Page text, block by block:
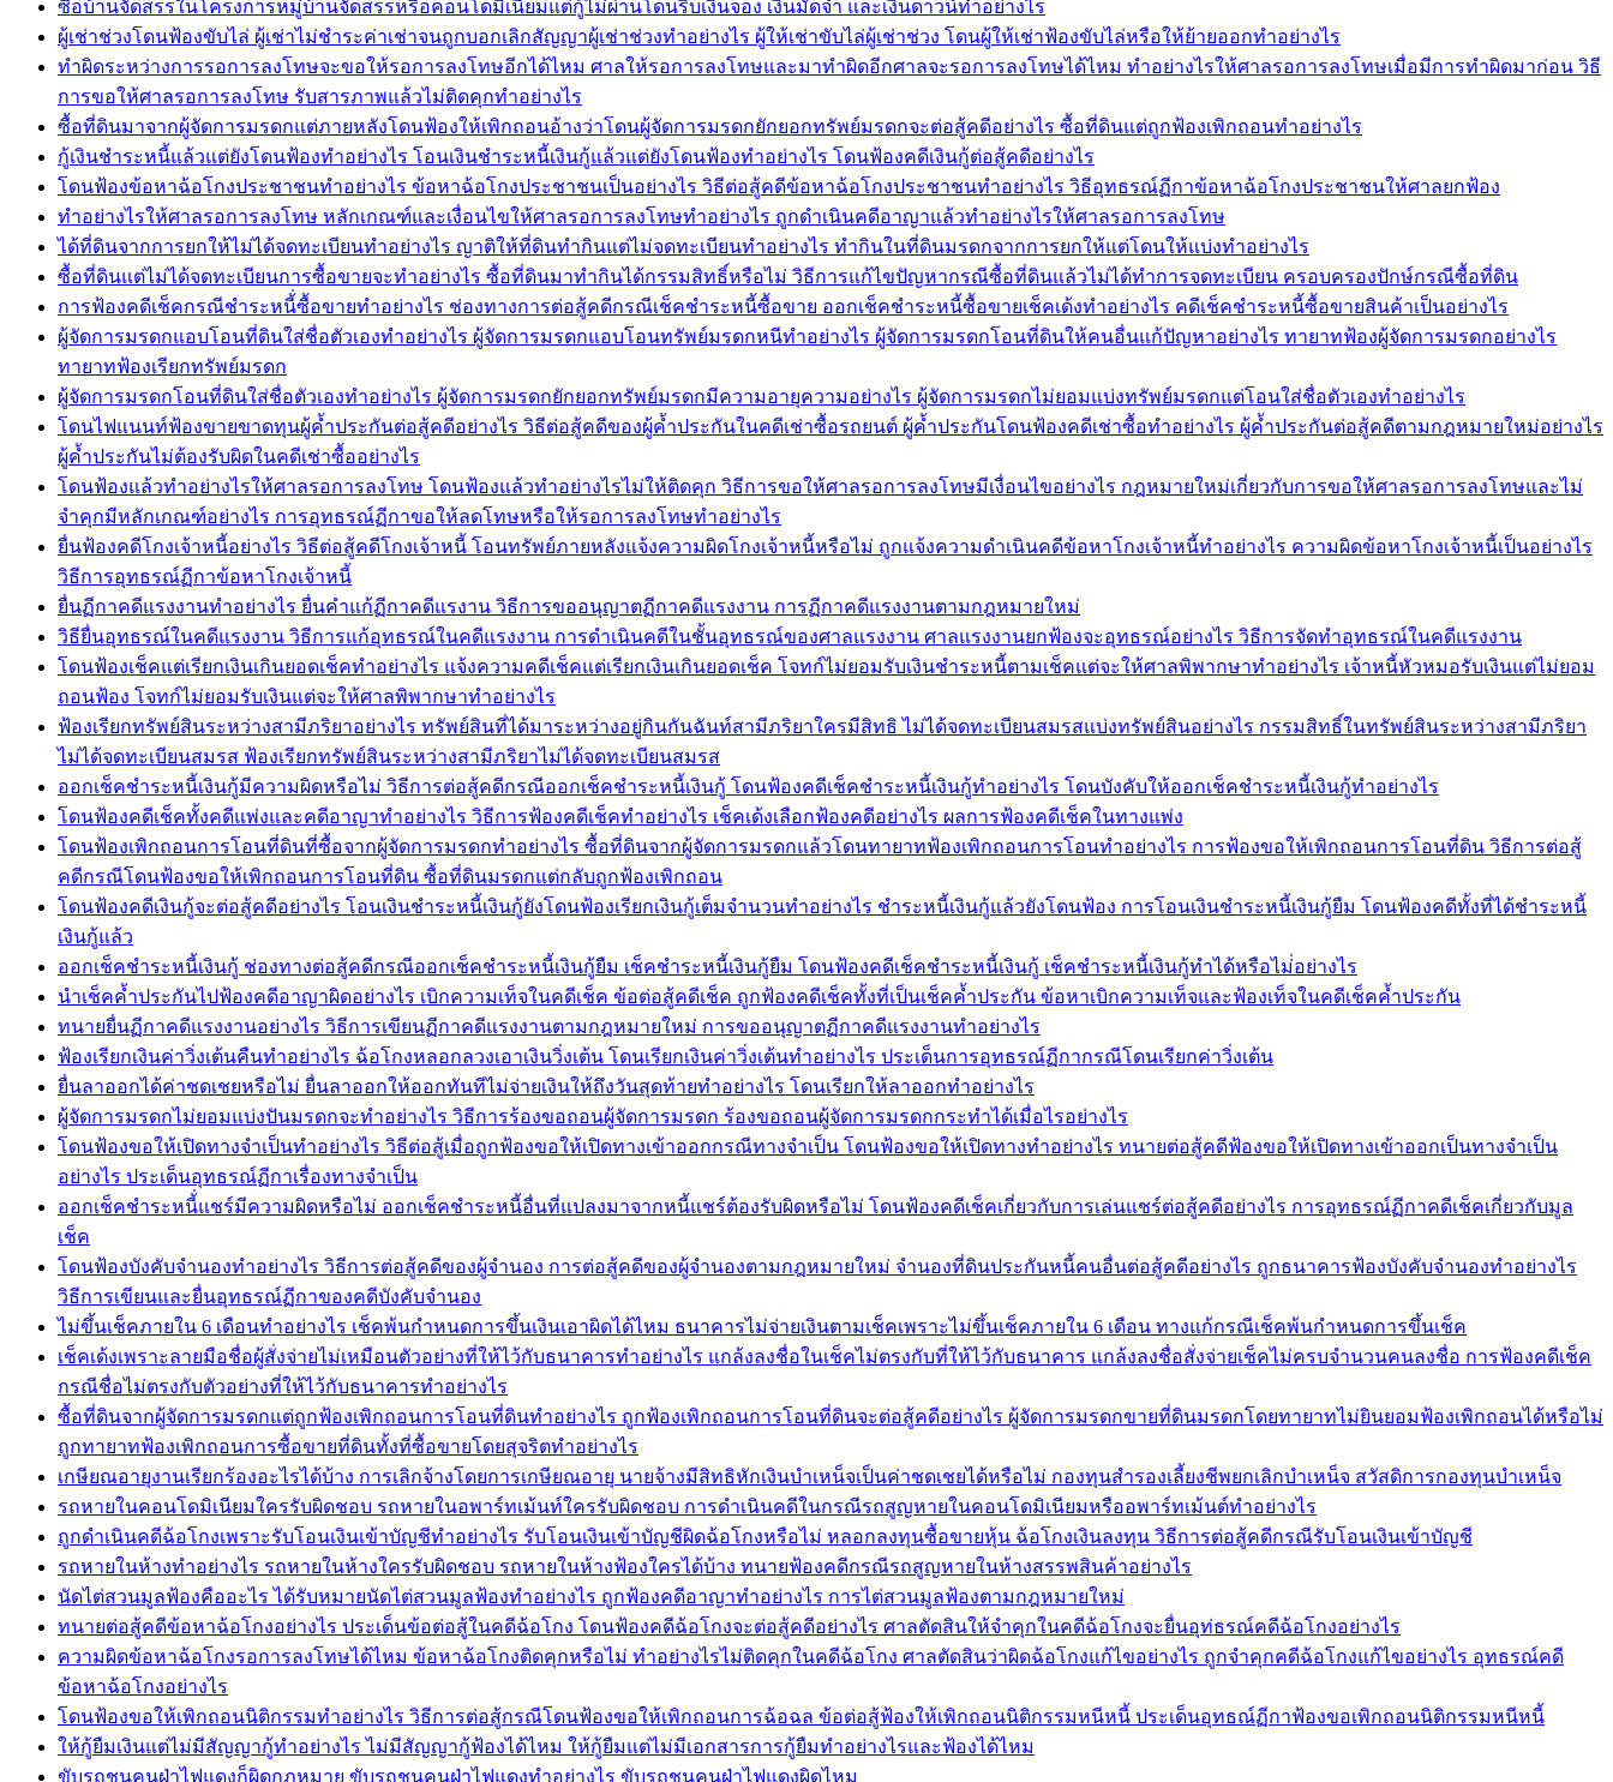
ซื้อบ้านจัดสรรในโครงการหมู่บ้านจัดสรรหรือคอนโดมิเนียมแต่กู้ไม่ผ่านโดนริบเงินจอง เงินมัดจำ และเงินดาวน์ทำอย่างไร
ผู้เช่าช่วงโดนฟ้องขับไล่ ผู้เช่าไม่ชำระค่าเช่าจนถูกบอกเลิกสัญญาผู้เช่าช่วงทำอย่างไร ผู้ให้เช่าขับไล่ผู้เช่าช่วง โดนผู้ให้เช่าฟ้องขับไล่หรือให้ย้ายออกทำอย่างไร
ทำผิดระหว่างการรอการลงโทษจะขอให้รอการลงโทษอีกได้ไหม ศาลให้รอการลงโทษและมาทำผิดอีกศาลจะรอการลงโทษได้ไหม ทำอย่างไรให้ศาลรอการลงโทษเมื่อมีการทำผิดมาก่อน วิธี
การขอให้ศาลรอการลงโทษ รับสารภาพแล้วไม่ติดคุกทำอย่างไร
ซื้อที่ดินมาจากผู้จัดการมรดกแต่ภายหลังโดนฟ้องให้เพิกถอนอ้างว่าโดนผู้จัดการมรดกยักยอกทรัพย์มรดกจะต่อสู้คดีอย่างไร ซื้อที่ดินแต่ถูกฟ้องเพิกถอนทำอย่างไร
กู้เงินชำระหนี้แล้วแต่ยังโดนฟ้องทำอย่างไร โอนเงินชำระหนี้เงินกู้แล้วแต่ยังโดนฟ้องทำอย่างไร โดนฟ้องคดีเงินกู้ต่อสู้คดีอย่างไร
โดนฟ้องข้อหาฉ้อโกงประชาชนทำอย่างไร ข้อหาฉ้อโกงประชาชนเป็นอย่างไร วิธีต่อสู้คดีข้อหาฉ้อโกงประชาชนทำอย่างไร วิธีอุทธรณ์ฏีกาข้อหาฉ้อโกงประชาชนให้ศาลยกฟ้อง
ทำอย่างไรให้ศาลรอการลงโทษ หลักเกณฑ์และเงื่อนไขให้ศาลรอการลงโทษทำอย่างไร ถูกดำเนินคดีอาญาแล้วทำอย่างไรให้ศาลรอการลงโทษ
ได้ที่ดินจากการยกให้ไม่ได้จดทะเบียนทำอย่างไร ญาติให้ที่ดินทำกินแต่ไม่จดทะเบียนทำอย่างไร ทำกินในที่ดินมรดกจากการยกให้แต่โดนให้แบ่งทำอย่างไร
ซื้อที่ดินแต่ไม่ได้จดทะเบียนการซื้อขายจะทำอย่างไร ซื้อที่ดินมาทำกินได้กรรมสิทธิ์หรือไม่ วิธีการแก้ไขปัญหากรณีซื้อที่ดินแล้วไม่ได้ทำการจดทะเบียน ครอบครองปักษ์กรณีซื้อที่ดิน
การฟ้องคดีเช็คกรณีชำระหนี้่ซื้อขายทำอย่างไร ช่องทางการต่อสู้คดีกรณีเช็คชำระหนี้ซื้อขาย ออกเช็คชำระหนี้ซื้อขายเช็คเด้งทำอย่างไร คดีเช็คชำระหนี้ซื้อขายสินค้าเป็นอย่างไร
ผู้จัดการมรดกแอบโอนที่ดินใส่ชื่อตัวเองทำอย่างไร ผู้จัดการมรดกแอบโอนทรัพย์มรดกหนีทำอย่างไร ผู้จัดการมรดกโอนที่ดินให้คนอื่นแก้ปัญหาอย่างไร ทายาทฟ้องผู้จัดการมรดกอย่างไร
ทายาทฟ้องเรียกทรัพย์มรดก
ผู้จัดการมรดกโอนที่ดินใส่ชื่อตัวเองทำอย่างไร ผู้จัดการมรดกยักยอกทรัพย์มรดกมีความอายุความอย่างไร ผู้จัดการมรดกไม่ยอมแบ่งทรัพย์มรดกแต่โอนใส่ชื่อตัวเองทำอย่างไร
โดนไฟแนนท์ฟ้องขายขาดทุนผู้ค้ำประกันต่อสู้คดีอย่างไร วิธีต่อสู้คดีของผู้ค้ำประกันในคดีเช่าซื้อรถยนต์ ผู้ค้ำประกันโดนฟ้องคดีเช่าซื้อทำอย่างไร ผู้ค้ำประกันต่อสู้คดีตามกฎหมายใหม่อย่างไร
ผู้ค้ำประกันไม่ต้องรับผิดในคดีเช่าซื้ออย่างไร
โดนฟ้องแล้วทำอย่างไรให้ศาลรอการลงโทษ โดนฟ้องแล้วทำอย่างไรไม่ให้ติดคุก วิธีการขอให้ศาลรอการลงโทษมีเงื่อนไขอย่างไร กฎหมายใหม่เกี่ยวกับการขอให้ศาลรอการลงโทษและไม่
จำคุกมีหลักเกณฑ์อย่างไร การอุทธรณ์ฏีกาขอให้ลดโทษหรือให้รอการลงโทษทำอย่างไร
ยื่นฟ้องคดีโกงเจ้าหนี้อย่างไร วิธีต่อสู้คดีโกงเจ้าหนี้ โอนทรัพย์ภายหลังแจ้งความผิดโกงเจ้าหนี้หรือไม่ ถูกแจ้งความดำเนินคดีข้อหาโกงเจ้าหนี้ทำอย่างไร ความผิดข้อหาโกงเจ้าหนี้เป็นอย่างไร
วิธีการอุทธรณ์ฏีกาข้อหาโกงเจ้าหนี้
ยื่นฏีกาคดีแรงงานทำอย่างไร ยื่นคำแก้ฏีกาคดีแรงาน วิธีการขออนุญาตฏีกาคดีแรงงาน การฏีกาคดีแรงงานตามกฎหมายใหม่
วิธียื่นอุทธรณ์ในคดีแรงงาน วิธีการแก้อุทธรณ์ในคดีแรงงาน การดำเนินคดีในชั้นอุทธรณ์ของศาลแรงงาน ศาลแรงงานยกฟ้องจะอุทธรณ์อย่างไร วิธีการจัดทำอุทธรณ์ในคดีแรงงาน
โดนฟ้องเช็คแต่เรียกเงินเกินยอดเช็คทำอย่างไร แจ้งความคดีเช็คแต่เรียกเงินเกินยอดเช็ค โจทก์ไม่ยอมรับเงินชำระหนี้ตามเช็คแต่จะให้ศาลพิพากษาทำอย่างไร เจ้าหนี้หัวหมอรับเงินแต่ไม่ยอม
ถอนฟ้อง โจทก์ไม่ยอมรับเงินแต่จะให้ศาลพิพากษาทำอย่างไร
ฟ้องเรียกทรัพย์สินระหว่างสามีภริยาอย่างไร ทรัพย์สินที่ได้มาระหว่างอยู่กินกันฉันท์สามีภริยาใครมีสิทธิ ไม่ได้จดทะเบียนสมรสแบ่งทรัพย์สินอย่างไร กรรมสิทธิ์ในทรัพย์สินระหว่างสามีภริยา
ไม่ได้จดทะเบียนสมรส ฟ้องเรียกทรัพย์สินระหว่างสามีภริยาไม่ได้จดทะเบียนสมรส
ออกเช็คชำระหนี้เงินกู้มีความผิดหรือไม่ วิธีการต่อสู้คดีกรณีออกเช็คชำระหนี้เงินกู้ โดนฟ้องคดีเช็คชำระหนี้เงินกู้ทำอย่างไร โดนบังคับให้ออกเช็คชำระหนี้เงินกู้ทำอย่างไร
โดนฟ้องคดีเช็คทั้งคดีแพ่งและคดีอาญาทำอย่างไร วิธีการฟ้องคดีเช็คทำอย่างไร เช็คเด้งเลือกฟ้องคดีอย่างไร ผลการฟ้องคดีเช็คในทางแพ่ง
โดนฟ้องเพิกถอนการโอนที่ดินที่ซื้อจากผู้จัดการมรดกทำอย่างไร ซื้อที่ดินจากผู้จัดการมรดกแล้วโดนทายาทฟ้องเพิกถอนการโอนทำอย่างไร การฟ้องขอให้เพิกถอนการโอนที่ดิน วิธีการต่อสู้
คดีกรณีโดนฟ้องขอให้เพิกถอนการโอนที่ดิน ซื้อที่ดินมรดกแต่กลับถูกฟ้องเพิกถอน
โดนฟ้องคดีเงินกู้จะต่อสู้คดีอย่างไร โอนเงินชำระหนี้เงินกู้ยังโดนฟ้องเรียกเงินกู้เต็มจำนวนทำอย่างไร ชำระหนี้เงินกู้แล้วยังโดนฟ้อง การโอนเงินชำระหนี้เงินกู้ยืม โดนฟ้องคดีทั้งที่ได้ชำระหนี้
เงินกู้แล้ว
ออกเช็คชำระหนี้เงินกู้ ช่องทางต่อสู้คดีกรณีออกเช็คชำระหนี้เงินกู้ยืม เช็คชำระหนี้เงินกู้ยืม โดนฟ้องคดีเช็คชำระหนี้เงินกู้ เช็คชำระหนี้เงินกู้ทำได้หรือไม่่อย่างไร
นำเช็คค้ำประกันไปฟ้องคดีอาญาผิดอย่างไร เบิกความเท็จในคดีเช็ค ข้อต่อสู้คดีเช็ค ถูกฟ้องคดีเช็คทั้งที่เป็นเช็คค้ำประกัน ข้อหาเบิกความเท็จและฟ้องเท็จในคดีเช็คค้ำประกัน
ทนายยื่นฏีกาคดีแรงงานอย่างไร วิธีการเขียนฏีกาคดีแรงงานตามกฎหมายใหม่ การขออนุญาตฏีกาคดีแรงงานทำอย่างไร
ฟ้องเรียกเงินค่าวิ่งเต้นคืนทำอย่างไร ฉ้อโกงหลอกลวงเอาเงินวิ่งเต้น โดนเรียกเงินค่าวิ่งเต้นทำอย่างไร ประเด็นการอุทธรณ์ฏีกากรณีโดนเรียกค่าวิ่งเต้น
ยื่นลาออกได้ค่าชดเชยหรือไม่ ยื่นลาออกให้ออกทันทีไม่จ่ายเงินให้ถึงวันสุดท้ายทำอย่างไร โดนเรียกให้ลาออกทำอย่างไร
ผู้จัดการมรดกไม่ยอมแบ่งปันมรดกจะทำอย่างไร วิธีการร้องขอถอนผู้จัดการมรดก ร้องขอถอนผู้จัดการมรดกกระทำได้เมื่อไรอย่างไร
โดนฟ้องขอให้เปิดทางจำเป็นทำอย่างไร วิธีต่อสู้เมื่อถูกฟ้องขอให้เปิดทางเข้าออกกรณีทางจำเป็น โดนฟ้องขอให้เปิดทางทำอย่างไร ทนายต่อสู้คดีฟ้องขอให้เปิดทางเข้าออกเป็นทางจำเป็น
อย่างไร ประเด็นอุทธรณ์ฏีกาเรื่องทางจำเป็น
ออกเช็คชำระหนี้่แชร์มีความผิดหรือไม่ ออกเช็คชำระหนี้อื่นที่แปลงมาจากหนี้แชร์ต้องรับผิดหรือไม่ โดนฟ้องคดีเช็คเกี่ยวกับการเล่นแชร์ต่อสู้คดีอย่างไร การอุทธรณ์ฏีกาคดีเช็คเกี่ยวกับมูล
เช็ค
โดนฟ้องบังคับจำนองทำอย่างไร วิธีการต่อสู้คดีของผู้จำนอง การต่อสู้คดีของผู้จำนองตามกฎหมายใหม่ จำนองที่ดินประกันหนี้คนอื่นต่อสู้คดีอย่างไร ถูกธนาคารฟ้องบังคับจำนองทำอย่างไร
วิธีการเขียนและยื่นอุทธรณ์ฏีกาของคดีบังคับจำนอง
ไม่ขึ้นเช็คภายใน 6 เดือนทำอย่างไร เช็คพ้นกำหนดการขึ้นเงินเอาผิดได้ไหม ธนาคารไม่จ่ายเงินตามเช็คเพราะไม่ขึ้นเช็คภายใน 6 เดือน ทางแก้กรณีเช็คพ้นกำหนดการขึ้นเช็ค
เช็คเด้งเพราะลายมือชื่อผู้สั่งจ่ายไม่เหมือนตัวอย่างที่ให้ไว้กับธนาคารทำอย่างไร แกล้งลงชื่อในเช็คไม่ตรงกับที่ให้ไว้กับธนาคาร แกล้งลงชื่อสั่งจ่ายเช็คไม่ครบจำนวนคนลงชื่อ การฟ้องคดีเช็ค
กรณีชื่อไม่ตรงกับตัวอย่างที่ให้ไว้กับธนาคารทำอย่างไร
ซื้อที่ดินจากผู้จัดการมรดกแต่ถูกฟ้องเพิกถอนการโอนที่ดินทำอย่างไร ถูกฟ้องเพิกถอนการโอนที่ดินจะต่อสู้คดีอย่างไร ผู้จัดการมรดกขายที่ดินมรดกโดยทายาทไม่ยินยอมฟ้องเพิกถอนได้หรือไม่
ถูกทายาทฟ้องเพิกถอนการซื้อขายที่ดินทั้งที่ซื้อขายโดยสุจริตทำอย่างไร
เกษียณอายุงานเรียกร้องอะไรได้บ้าง การเลิกจ้างโดยการเกษียณอายุ นายจ้างมีสิทธิหักเงินบำเหน็จเป็นค่าชดเชยได้หรือไม่ กองทุนสำรองเลี้ยงชีพยกเลิกบำเหน็จ สวัสดิการกองทุนบำเหน็จ
รถหายในคอนโดมิเนียมใครรับผิดชอบ รถหายในอพาร์ทเม้นท์ใครรับผิดชอบ การดำเนินคดีในกรณีรถสูญหายในคอนโดมิเนียมหรืออพาร์ทเม้นต์ทำอย่างไร
ถูกดำเนินคดีฉ้อโกงเพราะรับโอนเงินเข้าบัญชีทำอย่างไร รับโอนเงินเข้าบัญชีผิดฉ้อโกงหรือไม่ หลอกลงทุนซื้อขายหุ้น ฉ้อโกงเงินลงทุน วิธีการต่อสู้คดีกรณีรับโอนเงินเข้าบัญชี
รถหายในห้างทำอย่างไร รถหายในห้างใครรับผิดชอบ รถหายในห้างฟ้องใครได้บ้าง ทนายฟ้องคดีกรณีรถสูญหายในห้างสรรพสินค้าอย่างไร
นัดไต่สวนมูลฟ้องคืออะไร ได้รับหมายนัดไต่สวนมูลฟ้องทำอย่างไร ถูกฟ้องคดีอาญาทำอย่างไร การไต่สวนมูลฟ้องตามกฎหมายใหม่
ทนายต่อสู้คดีข้อหาฉ้อโกงอย่างไร ประเด็นข้อต่อสู้ในคดีฉ้อโกง โดนฟ้องคดีฉ้อโกงจะต่อสู้คดีอย่างไร ศาลตัดสินให้จำคุกในคดีฉ้อโกงจะยื่นอุท่ธรณ์คดีฉ้อโกงอย่างไร
ความผิดข้อหาฉ้อโกงรอการลงโทษได้ไหม ข้อหาฉ้อโกงติดคุกหรือไม่ ทำอย่างไรไม่ติดคุกในคดีฉ้อโกง ศาลตัดสินว่าผิดฉ้อโกงแก้ไขอย่างไร ถูกจำคุกคดีฉ้อโกงแก้ไขอย่างไร อุทธรณ์คดี
ข้อหาฉ้อโกงอย่างไร
โดนฟ้องขอให้เพิกถอนนิติกรรมทำอย่างไร วิธีการต่อสู้กรณีโดนฟ้องขอให้เพิกถอนการฉ้อฉล ข้อต่อสู้ฟ้องให้เพิกถอนนิติกรรมหนีหนี้ ประเด็นอุทธณ์ฏีกาฟ้องขอเพิกถอนนิติกรรมหนีหนี้
ให้กู้ยืมเงินแต่ไม่มีสัญญากู้ทำอย่างไร ไม่มีสัญญากู้ฟ้องได้ไหม ให้กู้ยืมแต่ไม่มีเอกสารการกู้ยืมทำอย่างไรและฟ้องได้ไหม
ขับรถชนคนฝ่าไฟแดงก็ผิดกฎหมาย ขับรถชนคนฝ่าไฟแดงทำอย่างไร ขับรถชนคนฝ่าไฟแดงผิดไหม